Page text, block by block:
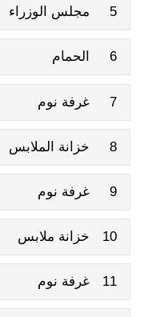
5 مجلس الوزراء
6 الحمام
7 غرفة نوم
8 خزانة الملابس
9 غرفة نوم
10 خزانة ملابس
11 غرفة نوم